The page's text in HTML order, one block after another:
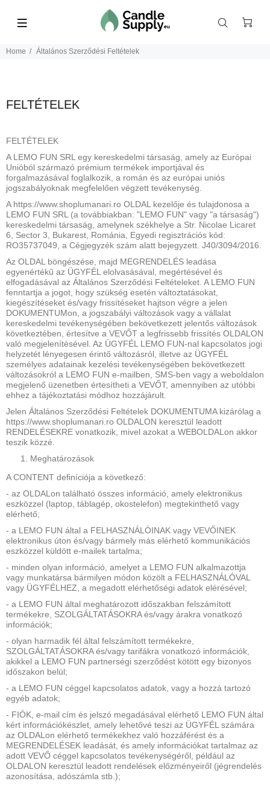
Home Általános Szerződési Feltételek
FELTÉTELEK
FELTÉTELEK
A LEMO FUN SRL egy kereskedelmi társaság, amely az Európai
Unióból származó prémium termékek importjával és
forgalmazásával foglalkozik, a román és az európai uniós
jogszabályoknak megfelelően végzett tevékenység.
A https://www.shoplumanari.ro OLDAL kezelője és tulajdonosa a
LEMO FUN SRL (a továbbiakban: "LEMO FUN" vagy "a társaság")
kereskedelmi társaság, amelynek székhelye a Str. Nicolae Licaret
6, Sector 3, Bukarest, Románia, Egyedi regisztrációs kód:
RO35737049, a Cégjegyzék szám alatt bejegyzett. J40/3094/2016.
Az OLDAL böngészése, majd MEGRENDELÉS leadása
egyenértékű az ÜGYFÉL elolvasásával, megértésével és
elfogadásával az Általános Szerződési Feltételeket. A LEMO FUN
fenntartja a jogot, hogy szükség esetén változtatásokat,
kiegészítéseket és/vagy frissítéseket hajtson végre a jelen
DOKUMENTUMon, a jogszabályi változások vagy a vállalat
kereskedelmi tevékenységében bekövetkezett jelentős változások
következtében, értesítve a VEVŐT a legfrissebb frissítés OLDALON
való megjelenítésével. Az ÜGYFÉL LEMO FUN-nal kapcsolatos jogi
helyzetét lényegesen érintő változásról, illetve az ÜGYFÉL
személyes adatainak kezelési tevékenységében bekövetkezett
változásokról a LEMO FUN e-mailben, SMS-ben vagy a weboldalon
megjelenő üzenetben értesítheti a VEVŐT, amennyiben az utóbbi
ehhez a tájékoztatási módhoz hozzájárult.
Jelen Általános Szerződési Feltételek DOKUMENTUMA kizárólag a
https://www.shoplumanari.ro OLDALON keresztül leadott
RENDELÉSEKRE vonatkozik, mivel azokat a WEBOLDALon akkor
teszik közzé.
Meghatározások
A CONTENT definíciója a következő:
- az OLDALon található összes információ, amely elektronikus
eszközzel (laptop, táblagép, okostelefon) megtekinthető vagy
elérhető;
- a LEMO FUN által a FELHASZNÁLÓINAK vagy VEVŐINEK
elektronikus úton és/vagy bármely más elérhető kommunikációs
eszközzel küldött e-mailek tartalma;
- minden olyan információ, amelyet a LEMO FUN alkalmazottja
vagy munkatársa bármilyen módon közölt a FELHASZNÁLÓVAL
vagy ÜGYFÉLHEZ, a megadott elérhetőségi adatok elérésével;
- a LEMO FUN által meghatározott időszakban felszámított
termékekre, SZOLGÁLTATÁSOKRA és/vagy árakra vonatkozó
információk;
- olyan harmadik fél által felszámított termékekre,
SZOLGÁLTATÁSOKRA és/vagy tarifákra vonatkozó információk,
akikkel a LEMO FUN partnerségi szerződést kötött egy bizonyos
időszakon belül;
- a LEMO FUN céggel kapcsolatos adatok, vagy a hozzá tartozó
egyéb adatok;
- FIÓK, e-mail cím és jelszó megadásával elérhető LEMO FUN által
kért információkészlet, amely lehetővé teszi az ÜGYFÉL számára
az OLDALon elérhető termékekhez való hozzáférést és a
MEGRENDELÉSEK leadását, és amely információkat tartalmaz az
adott VEVŐ céggel kapcsolatos tevékenységéről, például az
OLDALON keresztül leadott rendelések előzményeiről (jégrendelés
azonosítása, adószámla stb.);